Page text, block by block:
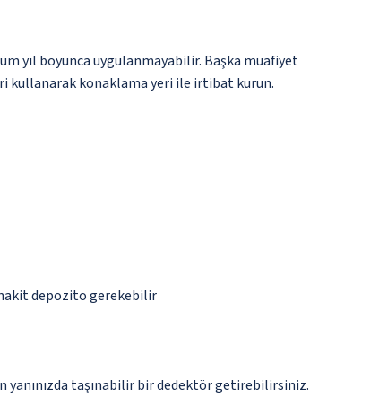
yıl boyunca uygulanmayabilir. Başka muafiyet
kullanarak konaklama yeri ile irtibat kurun.
depozito gerekebilir
taşınabilir bir dedektör getirebilirsiniz.